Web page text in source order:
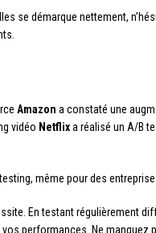
se démarque nettement,
Amazon a constaté une
vidéo Netflixa réalisé un A/B
même pour des
En testant régulièrement
performances. Ne manquez